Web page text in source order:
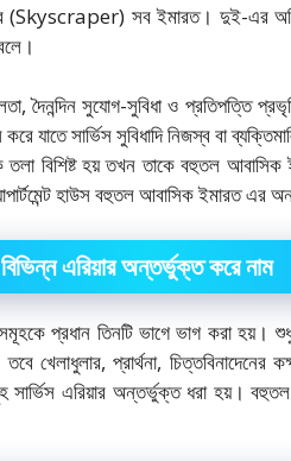
(Skyscraper) সব ইমারত। দুই-এর
দৈনন্দিন সুযোগ-সুবিধা ও প্রতিপত্তি
যাতে সার্ভিস সুবিধাদি নিজস্ব বা
তলা বিশিষ্ট হয় তখন তাকে বহুতল
হাউস বহুতল আবাসিক ইমারত এর
এরিয়ার অন্তর্ভুক্ত করে নাম
প্রধান তিনটি ভাগে ভাগ করা হয়।
প্রার্থনা, চিত্তবিনাদেনের
এরিয়ার অন্তর্ভুক্ত ধরা হয়। বহুতল